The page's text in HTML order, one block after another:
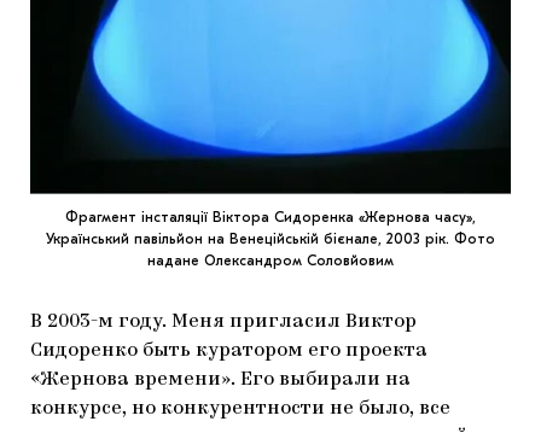
Фрагмент інсталяції Віктора Сидоренка «Жернова часу»,
Український павільйон на Венеційській бієнале, 2003 рік. Фото
надане Олександром Соловйовим
В 2003-м году. Меня пригласил Виктор
Сидоренко быть куратором его проекта
«Жернова времени». Его выбирали на
конкурсе, но конкурентности не было, все